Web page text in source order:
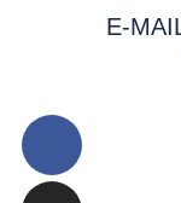
E-